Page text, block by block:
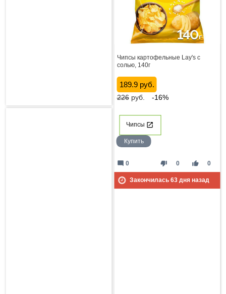
Чипсы картофельные Lay's с
солью, 140г
189.9 руб.
226руб. -16%
Чипсы
Купить
thumb_down 0 thumb_up 0
mode_comment 0
Закончилась 63дня назад